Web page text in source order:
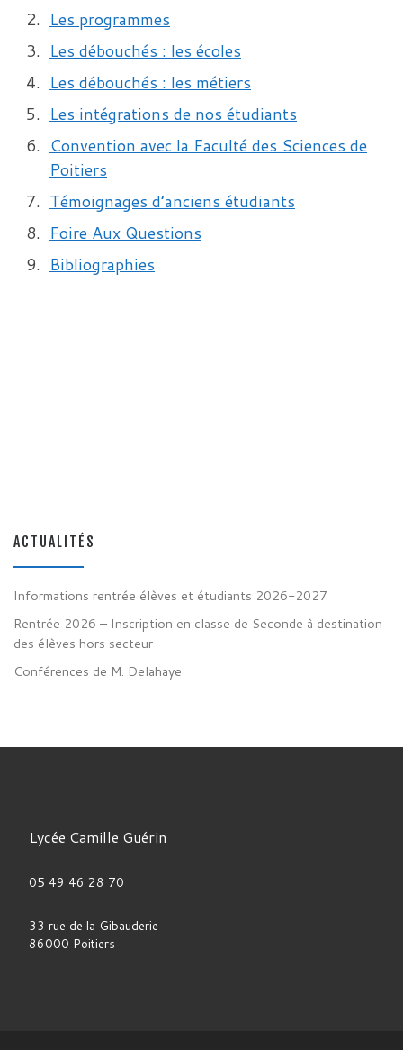
Les programmes
Les débouchés : les écoles
Les débouchés : les métiers
Les intégrations de nos étudiants
Convention avec la Faculté des Sciences de
Poitiers
Témoignages d’anciens étudiants
Foire Aux Questions
Bibliographies
ACTUALITÉS
Informations rentrée élèves et étudiants 2026-2027
Rentrée 2026 – Inscription en classe de Seconde à destination
des élèves hors secteur
Conférences de M. Delahaye
Lycée Camille Guérin
05 49 46 28 70
33 rue de la Gibauderie
86000 Poitiers